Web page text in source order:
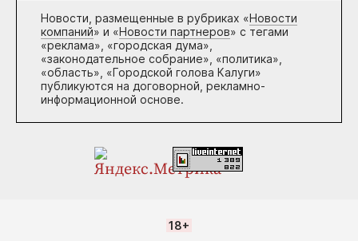
Новости, размещенные в рубриках «Новости
компаний» и «Новости партнеров» с тегами
«реклама», «городская дума»,
«законодательное собрание», «политика»,
«область», «Городской голова Калуги»
публикуются на договорной, рекламно-
информационной основе.
18+